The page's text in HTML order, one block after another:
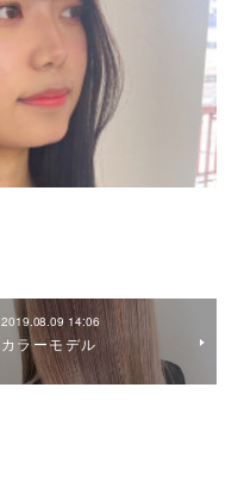
2019.08.09 14:06
カラーモデル